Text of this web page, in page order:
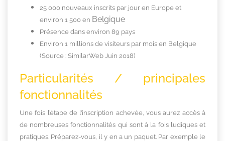
25 000 nouveaux inscrits par jour en Europe et
environ 1 500 en Belgique
Présence dans environ 89 pays
Environ 1 millions de visiteurs par mois en Belgique
(Source : SimilarWeb Juin 2018)
Particularités / principales
fonctionnalités
Une fois l’étape de l’inscription achevée, vous aurez accès à
de nombreuses fonctionnalités qui sont à la fois ludiques et
pratiques. Préparez-vous, il y en a un paquet. Par exemple le